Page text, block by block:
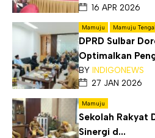
16 APR 2026
Mamuju Mamuju
DPRD Sulbar
Optimalkan
BY INDIGONEWS
27 JAN 2026
Mamuju
Sekolah Rakyat
Sinergi d...